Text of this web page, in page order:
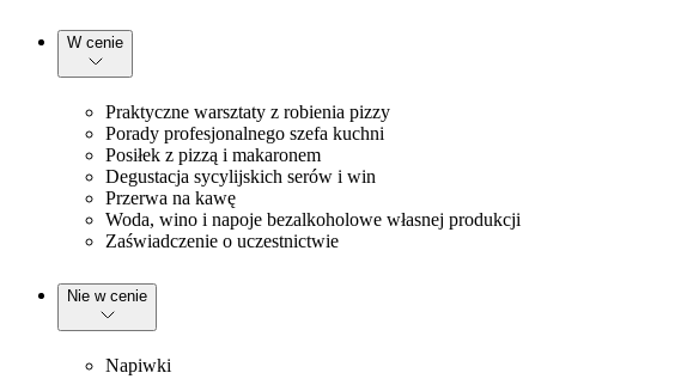
W cenie
Praktyczne warsztaty z robienia pizzy
Porady profesjonalnego szefa kuchni
Posiłek z pizzą i makaronem
Degustacja sycylijskich serów i win
Przerwa na kawę
Woda, wino i napoje bezalkoholowe własnej produkcji
Zaświadczenie o uczestnictwie
Nie w cenie
Napiwki